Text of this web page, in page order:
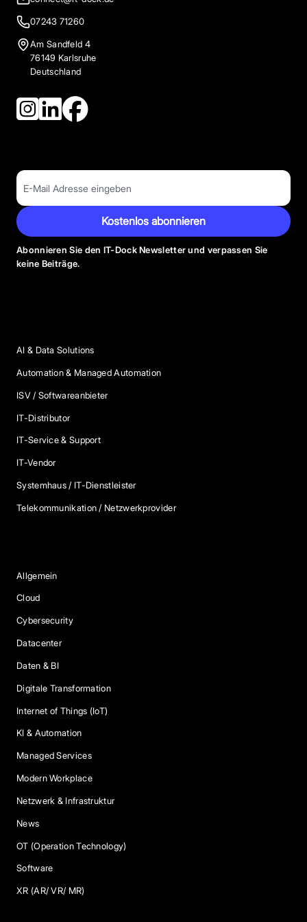
07243 71260
Am Sandfeld 4
76149 Karlsruhe
Deutschland
Kostenlos abonnieren
Abonnieren Sie den IT-Dock Newsletter und verpassen Sie
keine Beiträge.
AI & Data Solutions
Automation & Managed Automation
ISV / Softwareanbieter
IT-Distributor
IT-Service & Support
IT-Vendor
Systemhaus / IT-Dienstleister
Telekommunikation / Netzwerkprovider
Allgemein
Cloud
Cybersecurity
Datacenter
Daten & BI
Digitale Transformation
Internet of Things (IoT)
KI & Automation
Managed Services
Modern Workplace
Netzwerk & Infrastruktur
News
OT (Operation Technology)
Software
XR (AR/ VR/ MR)